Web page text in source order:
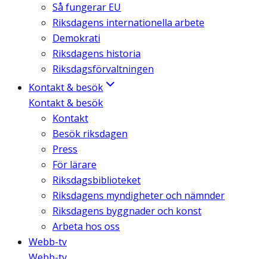
Så fungerar EU
Riksdagens internationella arbete
Demokrati
Riksdagens historia
Riksdagsförvaltningen
Kontakt & besök
Kontakt & besök
Kontakt
Besök riksdagen
Press
För lärare
Riksdagsbiblioteket
Riksdagens myndigheter och nämnder
Riksdagens byggnader och konst
Arbeta hos oss
Webb-tv